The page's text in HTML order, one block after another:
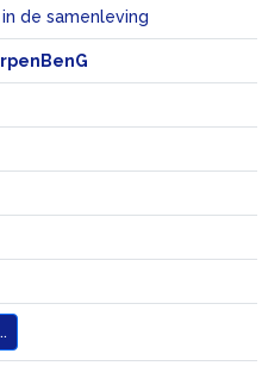
de samenleving